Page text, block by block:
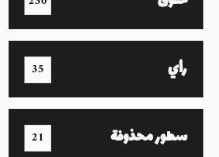
رأي 35
سطور محذوفة 21